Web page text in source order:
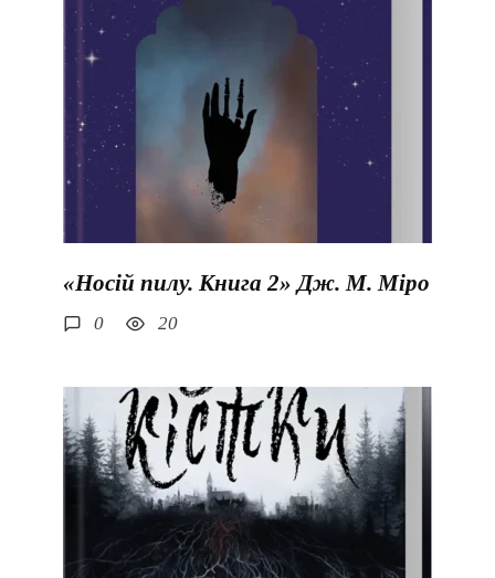
«Носій пилу. Книга 2» Дж. М. Міро
0 20